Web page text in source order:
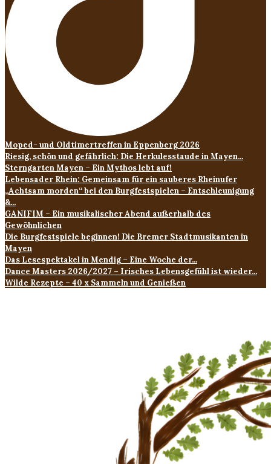
Moped- und Oldtimertreffen in Eppenberg 2026
Riesig, schön und gefährlich: Die Herkulesstaude in Mayen...
Sterngarten Mayen – Ein Mythos lebt auf!
Lebensader Rhein: Gemeinsam für ein sauberes Rheinufer
„Achtsam morden“ bei den Burgfestspielen – Entschleunigung
&...
GANIFIM – Ein musikalischer Abend außerhalb des
Gewöhnlichen
Die Burgfestspiele beginnen! Die Bremer Stadtmusikanten in
Mayen
Das Lesespektakel in Mendig – Eine Woche der...
Dance Masters 2026/2027 – Irisches Lebensgefühl ist wieder...
Wilde Rezepte – 40 x Sammeln und Genießen